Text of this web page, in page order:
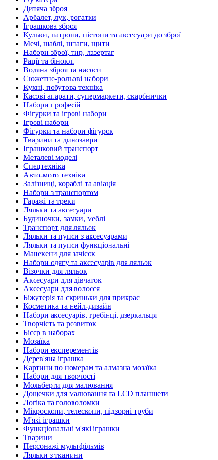
Дитяча зброя
Арбалет, лук, рогатки
Іграшкова зброя
Кульки, патрони, пістони та аксесуари до зброї
Мечі, шаблі, шпаги, щити
Набори зброї, тир, лазертаг
Рації та біноклі
Водяна зброя та насоси
Сюжетно-рольові набори
Кухні, побутова техніка
Касові апарати, супермаркети, скарбнички
Набори професій
Фігурки та ігрові набори
Ігрові набори
Фігурки та набори фігурок
Тварини та динозаври
Іграшковий транспорт
Металеві моделі
Спецтехніка
Авто-мото техніка
Залізниці, кораблі та авіація
Набори з транспортом
Гаражі та треки
Ляльки та аксесуари
Будиночки, замки, меблі
Транспорт для ляльок
Ляльки та пупси з аксесуарами
Ляльки та пупси функціональні
Манекени для зачісок
Набори одягу та аксесуарів для ляльок
Візочки для ляльок
Аксесуари для дівчаток
Аксесуари для волосся
Біжутерія та скриньки для прикрас
Косметика та нейл-дизайн
Набори аксесуарів, гребінці, дзеркальця
Творчість та розвиток
Бісер в наборах
Мозаїка
Набори експерементів
Дерев'яна іграшка
Картини по номерам та алмазна мозаїка
Набори для творчості
Мольберти для малювання
Дощечки для малювання та LCD планшети
Логіка та головоломки
Мікроскопи, телескопи, підзорні труби
М'які іграшки
Функціональні м'які іграшки
Тварини
Персонажі мультфільмів
Ляльки з тканини